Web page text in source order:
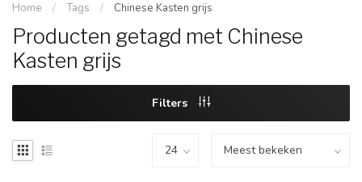
Home / Tags / Chinese Kasten grijs
Producten getagd met Chinese
Kasten grijs
Filters